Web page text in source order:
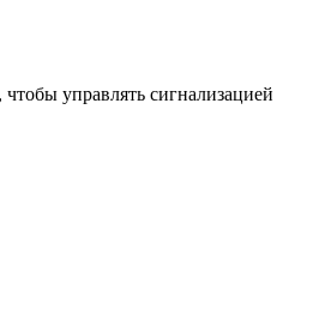
управлять сигнализацией